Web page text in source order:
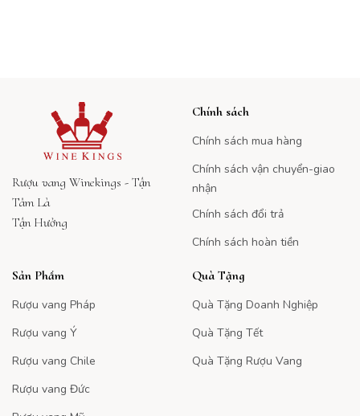
Rượu vang Winekings - Tận
Tâm Là
Tận Hưởng
Chính sách
Chính sách mua hàng
Chính sách vận chuyển-giao
nhận
Chính sách đổi trả
Chính sách hoàn tiền
Sản Phẩm
Rượu vang Pháp
Rượu vang Ý
Rượu vang Chile
Rượu vang Đức
Quà Tặng
Quà Tặng Doanh Nghiệp
Quà Tặng Tết
Quà Tặng Rượu Vang